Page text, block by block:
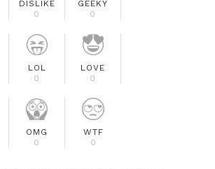
DISLIKE
0
GEEKY
0
LOL
0
LOVE
0
OMG
0
WTF
0